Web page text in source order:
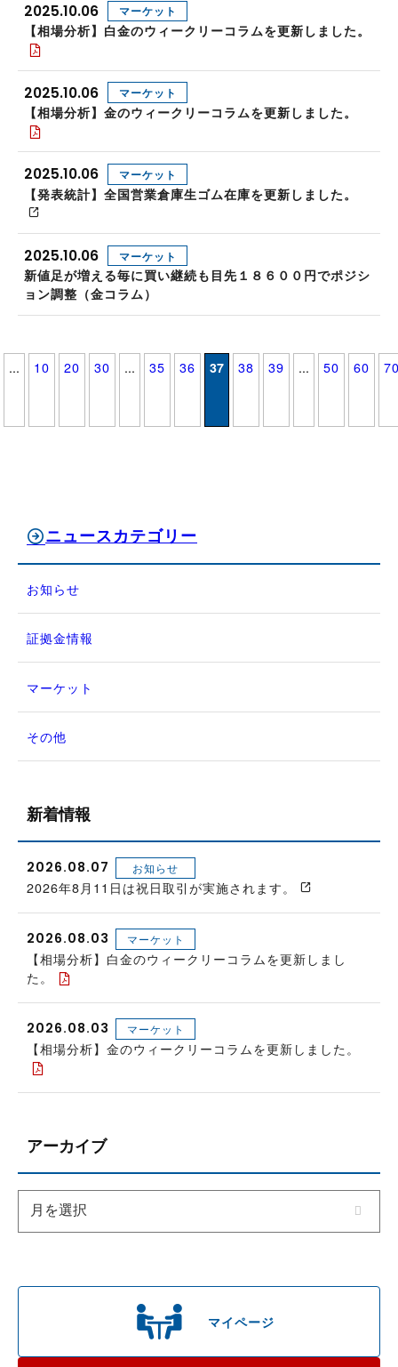
2025.10.06 マーケット
【相場分析】白金のウィークリーコラムを更新しました。
2025.10.06 マーケット
【相場分析】金のウィークリーコラムを更新しました。
2025.10.06 マーケット
【発表統計】全国営業倉庫生ゴム在庫を更新しました。
2025.10.06 マーケット
新値足が増える毎に買い継続も目先１８６００円でポジシ
ョン調整（金コラム）
... 10 20 30 ... 35 36 37 38 39 ... 50 60
マイページ
ニュースカテゴリー
お知らせ
証拠金情報
マーケット
その他
新着情報
2026.08.07 お知らせ
2026年8月11日は祝日取引が実施されます。
2026.08.03 マーケット
【相場分析】白金のウィークリーコラムを更新しまし
た。
2026.08.03 マーケット
【相場分析】金のウィークリーコラムを更新しました。
アーカイブ